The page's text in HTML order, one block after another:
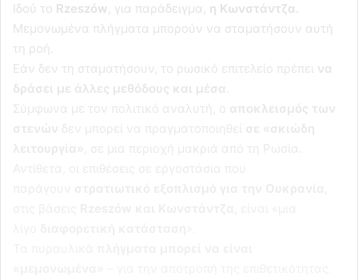
Ιδού το Rzeszów, για παράδειγμα, η Κωνστάντζα.
Μεμονωμένα πλήγματα μπορούν να σταματήσουν αυτή
τη ροή.
Εάν δεν τη σταματήσουν, το ρωσικό επιτελείο πρέπει να
δράσει με άλλες μεθόδους και μέσα
Σύμφωνα με τον πολιτικό αναλυτή, ο αποκλεισμός των